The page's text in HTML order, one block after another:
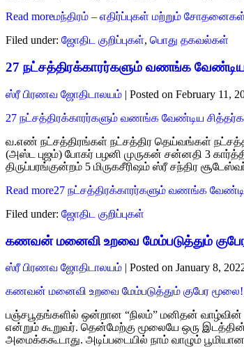
Read moreமந்திரம் – எதிர்ப்புகள் மற்றும்
Filed under: ஜோதிட குறிப்புகள், பொது தகவல்கள்
27 நட்சத்திரக்காரர்களும் வணங்க
ஸ்ரீ பிரணவ ஜோதிடாலயம் | Posted on February 11,
27 நட்சத்திரக்காரர்களும் வணங்க வேண்டிய
வ.எண் நட்சத்திரங்கள் நட்சத்திர தெய்வங்கள்
(அஸ்ட புஜம்) போகர் பழனி முருகன் சன்னதி 3
திருப்பரங்குன்றம் 5 மிருகசீரிஷம் ஸ்ரீ சந்திர
Read more27 நட்சத்திரக்காரர்களும் வணங்க
Filed under: ஜோதிட குறிப்புகள்
கணவன் மனைவி உறவை மேம்படுத்தும்
ஸ்ரீ பிரணவ ஜோதிடாலயம் | Posted on January 8,
கணவன் மனைவி உறவை மேம்படுத்தும் குபேர மூலை!
பஞ்சபூதங்களில் ஒன்றான “நிலம்” மனிதன் வாழ்வின்
என்றும் கூறுவர். தென்மேற்கு மூலையே ஒரு
அமைக்ககூடாது. அடிப்படையில் நாம் வாழும்